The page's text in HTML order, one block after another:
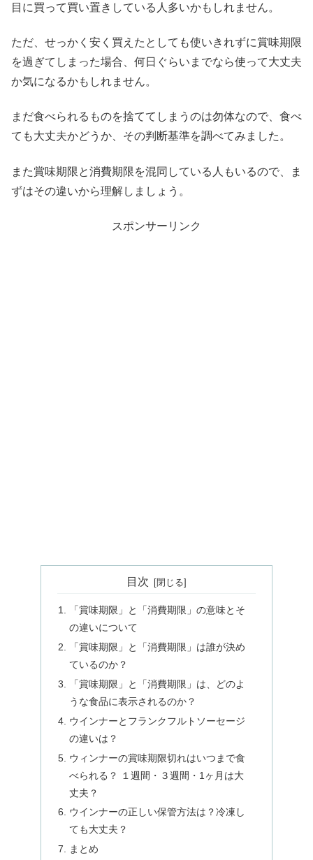
目に買って買い置きしている人多いかもしれません。
ただ、せっかく安く買えたとしても使いきれずに賞味期限
を過ぎてしまった場合、何日ぐらいまでなら使って大丈夫
か気になるかもしれません。
まだ食べられるものを捨ててしまうのは勿体なので、食べ
ても大丈夫かどうか、その判断基準を調べてみました。
また賞味期限と消費期限を混同している人もいるので、ま
ずはその違いから理解しましょう。
スポンサーリンク
目次
「賞味期限」と「消費期限」の意味とそ
の違いについて
「賞味期限」と「消費期限」は誰が決め
ているのか？
「賞味期限」と「消費期限」は、どのよ
うな食品に表示されるのか？
ウインナーとフランクフルトソーセージ
の違いは？
ウィンナーの賞味期限切れはいつまで食
べられる？ １週間・３週間・1ヶ月は大
丈夫？
ウインナーの正しい保管方法は？冷凍し
ても大丈夫？
まとめ